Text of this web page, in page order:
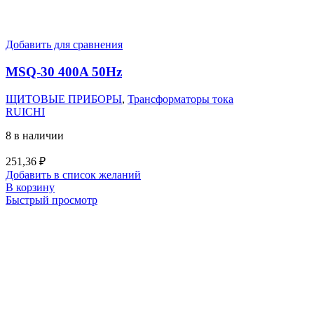
Добавить для сравнения
MSQ-30 400A 50Hz
ЩИТОВЫЕ ПРИБОРЫ, Трансформаторы тока
RUICHI
8 в наличии
251,36 ₽
Добавить в список желаний
В корзину
Быстрый просмотр